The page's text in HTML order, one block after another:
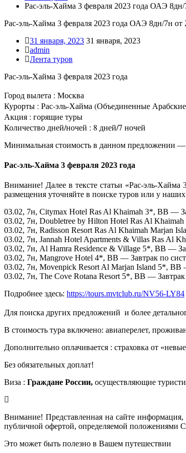
Рас-эль-Хайма 3 февраля 2023 года ОАЭ 8дн/
Рас-эль-Хайма 3 февраля 2023 года ОАЭ 8дн/7н от
31 января, 2023 31 января, 2023
admin
Лента туров
Рас-эль-Хайма 3 февраля 2023 года
Город вылета : Москва
Курорты : Рас-эль-Хайма (Объединенные
Акция : горящие туры
Количество дней/ночей : 8 дней/7 ночей
Минимальная стоимость в данном предложении —
Рас-эль-Хайма 3 февраля 2023 года
Внимание! Далее в тексте статьи «Рас-эль-
размещения уточняйте в поиске туров или у
03.02, 7н, Citymax Hotel Ras Al Khaimah 3*, BB —
03.02, 7н, Doubletree by Hilton Hotel Ras Al
03.02, 7н, Radisson Resort Ras Al Khaimah Marjan
03.02, 7н, Jannah Hotel Apartments & Villas Ras Al
03.02, 7н, Al Hamra Residence & Village 5*, BB —
03.02, 7н, Mangrove Hotel 4*, BB — Завтрак по
03.02, 7н, Movenpick Resort Al Marjan Island 5*,
03.02, 7н, The Cove Rotana Resort 5*, BB —
Подробнее здесь: https://tours.mvtclub.ru/NV56-LY84
Для поиска других предложений  и более
В стоимость тура включено: авиаперелет,
Дополнительно оплачивается : страховка от
Без обязательных доплат!
Виза : Граждане России, осуществляющие
Внимание! Представленная на сайте
публичной офертой, определяемой положениями
Это может быть полезно в Вашем путешествии